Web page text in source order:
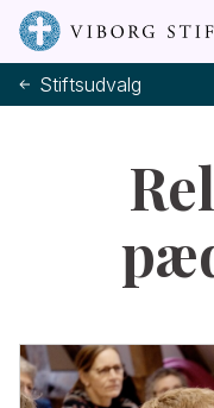
Stiftsudvalg